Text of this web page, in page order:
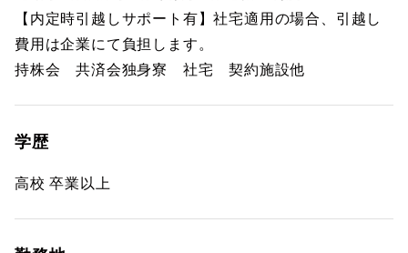
【内定時引越しサポート有】社宅適用の場合、引越し
費用は企業にて負担します。
持株会 共済会独身寮 社宅 契約施設他
学歴
高校 卒業以上